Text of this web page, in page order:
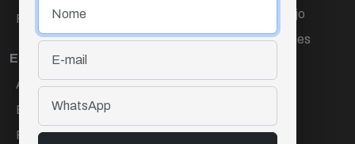
Raquel Ayres
Equipe
Ana Lúcia Cortez
Eliane Hardy
Fernando Torres
Renata Araújo
Wagner Gomes